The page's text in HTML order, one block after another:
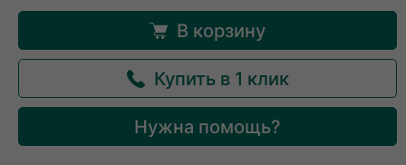
В корзину
Купить в 1 клик
Нужна помощь?